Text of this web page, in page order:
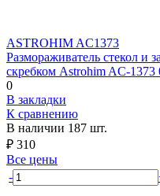
ASTROHIMAC1373
Размораживатель стекол и
скребком Astrohim AC-1373
0
В закладки
К сравнению
В наличии 187 шт.
₽ 310
Все цены
-